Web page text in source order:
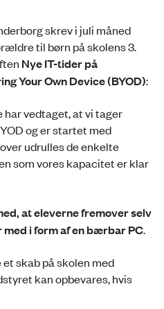
skrev i juli måned
til børn på skolens 3.
Nye IT-tider på
Your Own Device (BYOD):
har vedtaget, at vi tager
og er startet med
udrulles de enkelte
som vores kapacitet er klar
at eleverne fremover selv
i form af en bærbar PC.
skab på skolen med
kan opbevares, hvis